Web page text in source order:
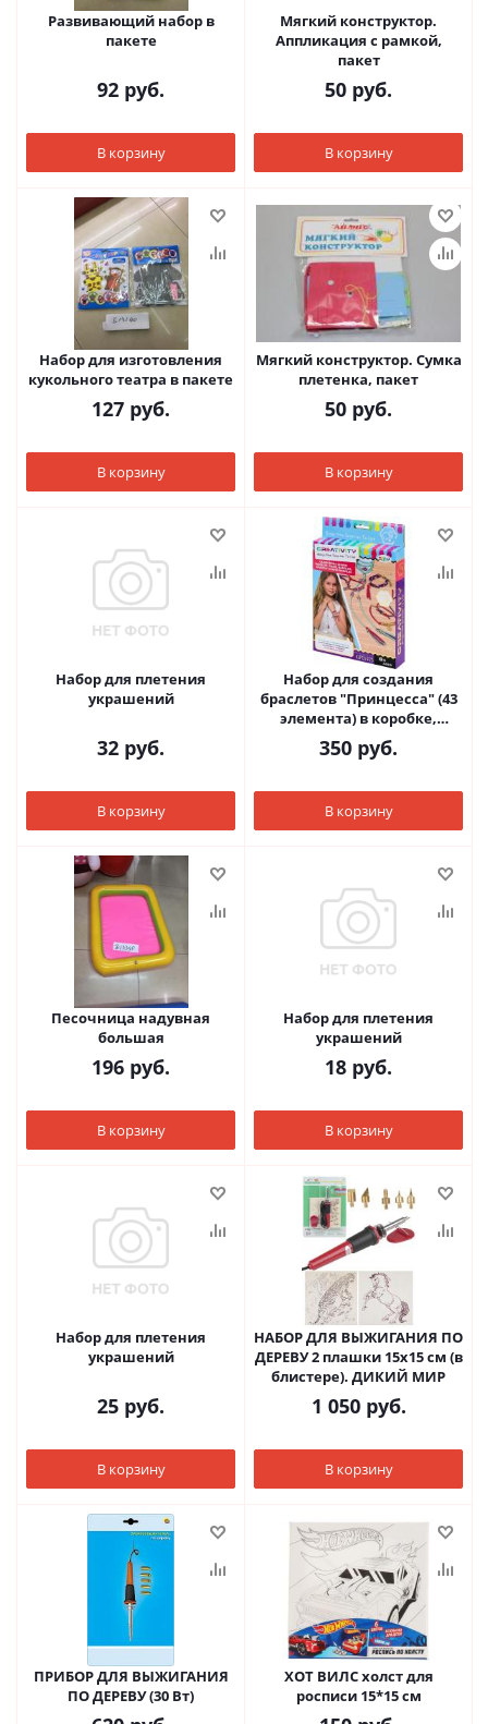
Развивающий набор в
пакете
92 руб.
В корзину
Мягкий конструктор.
Аппликация с рамкой,
пакет
50 руб.
В корзину
Набор для изготовления
кукольного театра в пакете
127 руб.
В корзину
Мягкий конструктор. Сумка
плетенка, пакет
50 руб.
В корзину
Набор для плетения
украшений
32 руб.
В корзину
Набор для создания
браслетов "Принцесса" (43
элемента) в коробке,
24,7х15,9х3 см
350 руб.
В корзину
Песочница надувная
большая
196 руб.
В корзину
Набор для плетения
украшений
18 руб.
В корзину
Набор для плетения
украшений
25 руб.
В корзину
НАБОР ДЛЯ ВЫЖИГАНИЯ ПО
ДЕРЕВУ 2 плашки 15х15 см (в
блистере). ДИКИЙ МИР
1 050руб.
В корзину
ПРИБОР ДЛЯ ВЫЖИГАНИЯ
ПО ДЕРЕВУ (30 Вт)
ХОТ ВИЛС холст для
росписи 15*15 см